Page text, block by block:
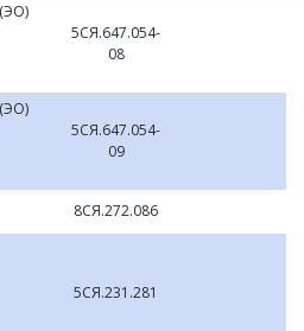
5СЯ.647.054-
08
5СЯ.647.054-
09
8СЯ.272.086
5СЯ.231.281